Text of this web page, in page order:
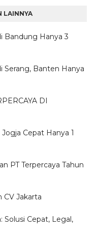
LAINNYA
Bandung Hanya 3
Serang, Banten Hanya
DI
Cepat Hanya 1
PT Terpercaya Tahun
CV Jakarta
Solusi Cepat, Legal,